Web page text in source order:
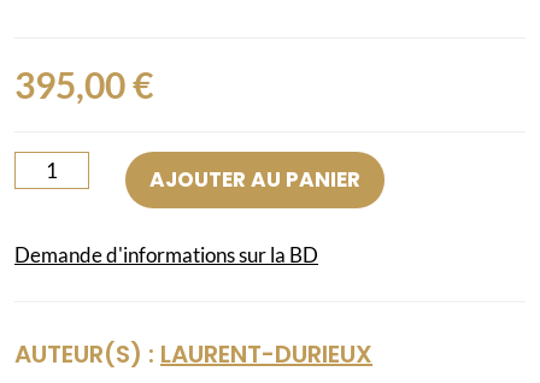
395,00€
quantité
de
Offset
AJOUTER AU PANIER
Demande d'informations sur la BD
AUTEUR(S) : LAURENT-DURIEUX